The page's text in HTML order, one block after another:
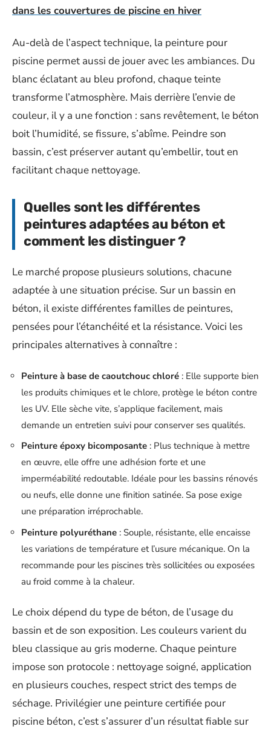
dans les couvertures de piscine en hiver
Au-delà de l’aspect technique, la peinture pour
piscine permet aussi de jouer avec les ambiances. Du
blanc éclatant au bleu profond, chaque teinte
transforme l’atmosphère. Mais derrière l’envie de
couleur, il y a une fonction : sans revêtement, le béton
boit l’humidité, se fissure, s’abîme. Peindre son
bassin, c’est préserver autant qu’embellir, tout en
facilitant chaque nettoyage.
Quelles sont les différentes
peintures adaptées au béton et
comment les distinguer ?
Le marché propose plusieurs solutions, chacune
adaptée à une situation précise. Sur un bassin en
béton, il existe différentes familles de peintures,
pensées pour l’étanchéité et la résistance. Voici les
principales alternatives à connaître :
Peinture à base de caoutchouc chloré : Elle supporte bien
les produits chimiques et le chlore, protège le béton contre
les UV. Elle sèche vite, s’applique facilement, mais
demande un entretien suivi pour conserver ses qualités.
Peinture époxy bicomposante : Plus technique à mettre
en œuvre, elle offre une adhésion forte et une
imperméabilité redoutable. Idéale pour les bassins rénovés
ou neufs, elle donne une finition satinée. Sa pose exige
une préparation irréprochable.
Peinture polyuréthane : Souple, résistante, elle encaisse
les variations de température et l’usure mécanique. On la
recommande pour les piscines très sollicitées ou exposées
au froid comme à la chaleur.
Le choix dépend du type de béton, de l’usage du
bassin et de son exposition. Les couleurs varient du
bleu classique au gris moderne. Chaque peinture
impose son protocole : nettoyage soigné, application
en plusieurs couches, respect strict des temps de
séchage. Privilégier une peinture certifiée pour
piscine béton, c’est s’assurer d’un résultat fiable sur